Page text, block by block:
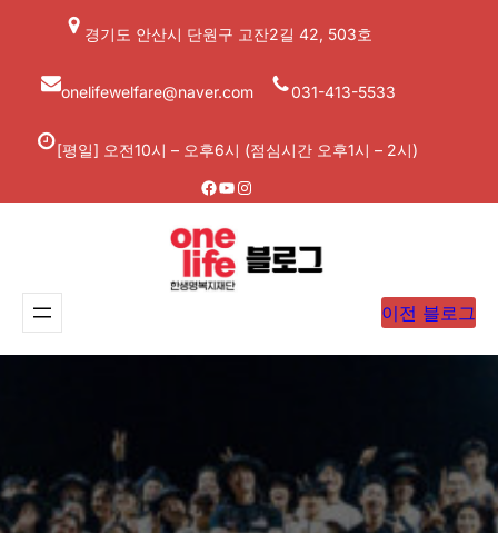
가
경기도 안산시 단원구 고잔2길 42, 503호
onelifewelfare@naver.com 031-413-5533
[평일] 오전10시 – 오후6시 (점심시간 오후1시 – 2시)
Facebook
YouTube
Instagram
이전 블로그